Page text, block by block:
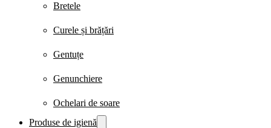
Bretele
Curele și brățări
Gentuțe
Genunchiere
Ochelari de soare
Produse de igienă